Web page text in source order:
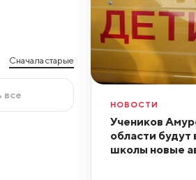
Сначала старые
все
НОВОСТИ
Учеников
области будут
школы новые